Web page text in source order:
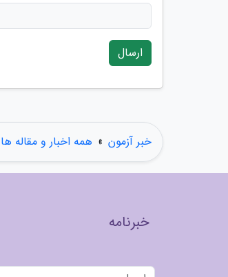
ارسال
خبر آزمون » همه اخبار و مقاله ها
خبرنامه